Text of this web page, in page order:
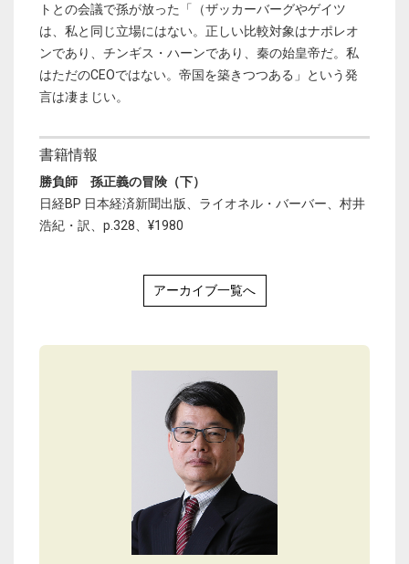
トとの会議で孫が放った「（ザッカーバーグやゲイツ
は、私と同じ立場にはない。正しい比較対象はナポレオ
ンであり、チンギス・ハーンであり、秦の始皇帝だ。私
はただのCEOではない。帝国を築きつつある」という発
言は凄まじい。
書籍情報
勝負師 孫正義の冒険（下）
日経BP 日本経済新聞出版、ライオネル・バーバー、村井
浩紀・訳、p.328、¥1980
アーカイブ一覧へ